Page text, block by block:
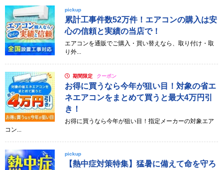
pickup
累計工事件数52万件！エアコンの購入は安
心の信頼と実績の当店で！
エアコンを通販でご購入・買い替えなら、取り付け・取
り外...
期間限定 クーポン
お得に買うなら今年が狙い目！対象の省エ
ネエアコンをまとめて買うと最大4万円引
き！
お得に買うなら今年が狙い目！指定メーカーの対象エア
コン...
pickup
【熱中症対策特集】猛暑に備えて命を守ろ